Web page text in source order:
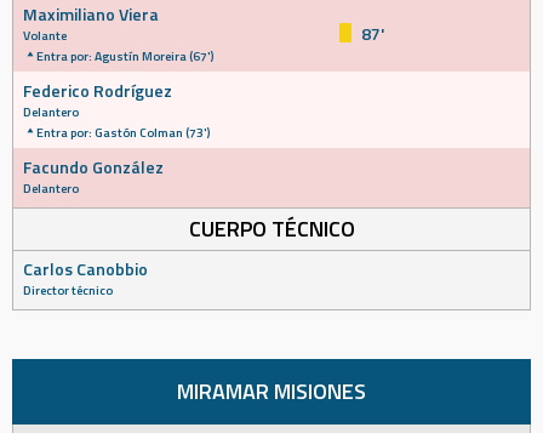
Maximiliano Viera
Volante
Entra por: Agustín Moreira (67')
87'
Federico Rodríguez
Delantero
Entra por: Gastón Colman (73')
Facundo González
Delantero
CUERPO TÉCNICO
Carlos Canobbio
Director técnico
MIRAMAR MISIONES